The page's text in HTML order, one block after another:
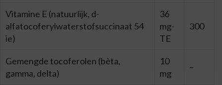
Vitamine E (natuurlijk, d-
alfatocoferylwaterstofsuccinaat 54
ie)
36
mg-
TE
300
Gemengde tocoferolen (bèta,
gamma, delta)
10
mg
–